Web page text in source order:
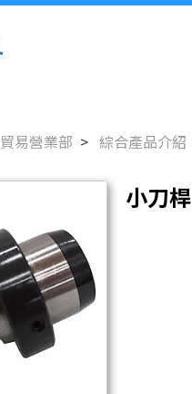
貿易營業部 綜合產品介紹
小刀桿